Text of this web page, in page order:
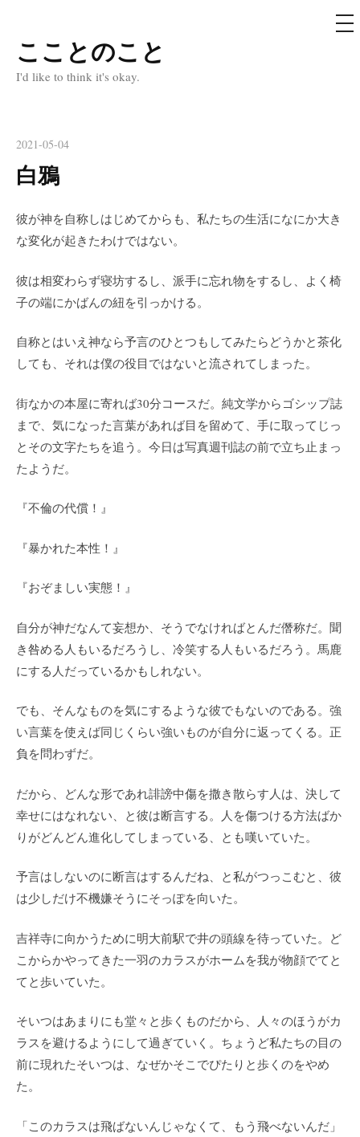
コ
ン
ス
ッ
プ
こことのこと
I'd like to think it's okay.
メ
ニ
2021-05-04
白鴉
彼が神を自称しはじめてからも、私たちの生活になにか大き
な変化が起きたわけではない。
彼は相変わらず寝坊するし、派手に忘れ物をするし、よく椅
子の端にかばんの紐を引っかける。
自称とはいえ神なら予言のひとつもしてみたらどうかと茶化
しても、それは僕の役目ではないと流されてしまった。
街なかの本屋に寄れば30分コースだ。純文学からゴシップ誌
まで、気になった言葉があれば目を留めて、手に取ってじっ
とその文字たちを追う。今日は写真週刊誌の前で立ち止まっ
たようだ。
『不倫の代償！』
『暴かれた本性！』
『おぞましい実態！』
自分が神だなんて妄想か、そうでなければとんだ僭称だ。聞
き咎める人もいるだろうし、冷笑する人もいるだろう。馬鹿
にする人だっているかもしれない。
でも、そんなものを気にするような彼でもないのである。強
い言葉を使えば同じくらい強いものが自分に返ってくる。正
負を問わずだ。
だから、どんな形であれ誹謗中傷を撒き散らす人は、決して
幸せにはなれない、と彼は断言する。人を傷つける方法ばか
りがどんどん進化してしまっている、とも嘆いていた。
予言はしないのに断言はするんだね、と私がつっこむと、彼
は少しだけ不機嫌そうにそっぽを向いた。
吉祥寺に向かうために明大前駅で井の頭線を待っていた。ど
こからかやってきた一羽のカラスがホームを我が物顔でてと
てと歩いていた。
そいつはあまりにも堂々と歩くものだから、人々のほうがカ
ラスを避けるようにして過ぎていく。ちょうど私たちの目の
前に現れたそいつは、なぜかそこでぴたりと歩くのをやめ
た。
「このカラスは飛ばないんじゃなくて、もう飛べないんだ」